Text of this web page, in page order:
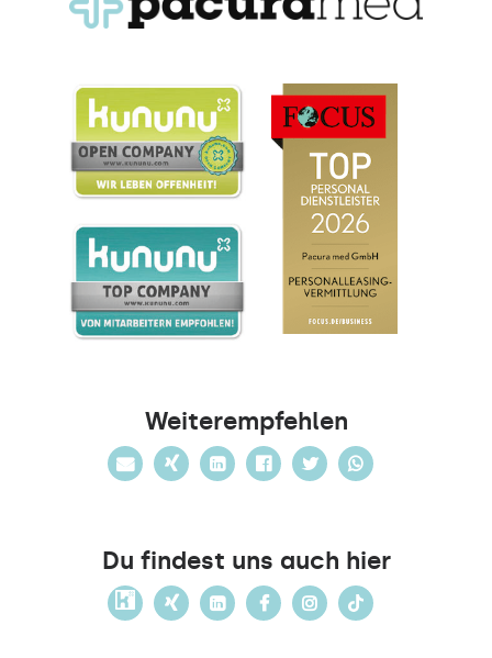
Weiterempfehlen
Du findest uns auch hier